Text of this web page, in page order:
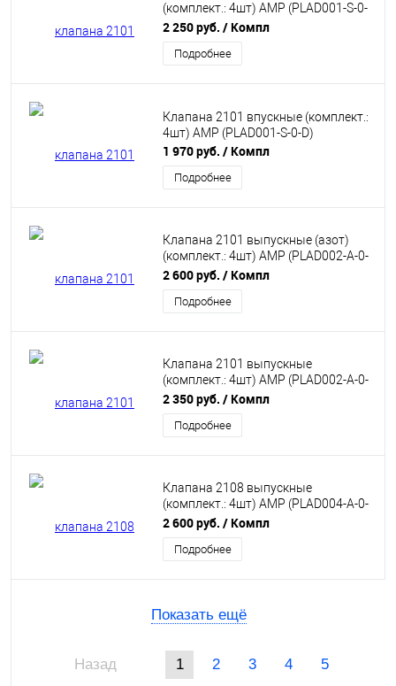
(комплект.: 4шт) AMP (PLAD001-S-0-
N)
2 250 руб. / Компл
Подробнее
Клапана 2101 впускные (комплект.:
4шт) AMP (PLAD001-S-0-D)
1 970 руб. / Компл
Подробнее
Клапана 2101 выпускные (азот)
(комплект.: 4шт) AMP (PLAD002-A-0-
N)
2 600 руб. / Компл
Подробнее
Клапана 2101 выпускные
(комплект.: 4шт) AMP (PLAD002-A-0-
D)
2 350 руб. / Компл
Подробнее
Клапана 2108 выпускные
(комплект.: 4шт) AMP (PLAD004-A-0-
D)
2 600 руб. / Компл
Подробнее
Показать ещё
Назад 1 2 3 4 5